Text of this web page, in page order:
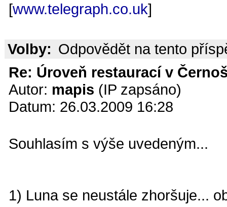
[www.telegraph.co.uk]
Volby: Odpovědět na tento
Re: Úroveň restaurací v
Autor: mapis (IP zapsáno)
Datum: 26.03.2009 16:28
Souhlasím s výše uvedeným...
1) Luna se neustále zhoršuje...